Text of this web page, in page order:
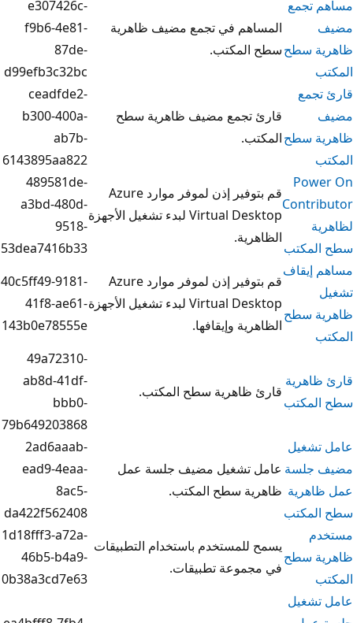
في تجمع مضيف ظاهرية
f9b6-4e81-
تجمع مضيف ظاهرية سطح
b300-400a-
قم بتوفير إذن لموفر موارد Azure
Virtual Desktop لبدء تشغيل الأجهزة
a3bd-480d-
9518-
قم بتوفير إذن لموفر موارد Azure
Virtual Desktop لبدء تشغيل الأجهزة
وإيقافها.
40c5ff49-9181-
41f8-ae61-
ظاهرية سطح المكتب.
bbb0-
تشغيل مضيف جلسة عمل
سطح المكتب.
ead9-4eaa-
8ac5-
للمستخدم باستخدام التطبيقات
تطبيقات.
46b5-b4a9-
0b38a3cd7e63